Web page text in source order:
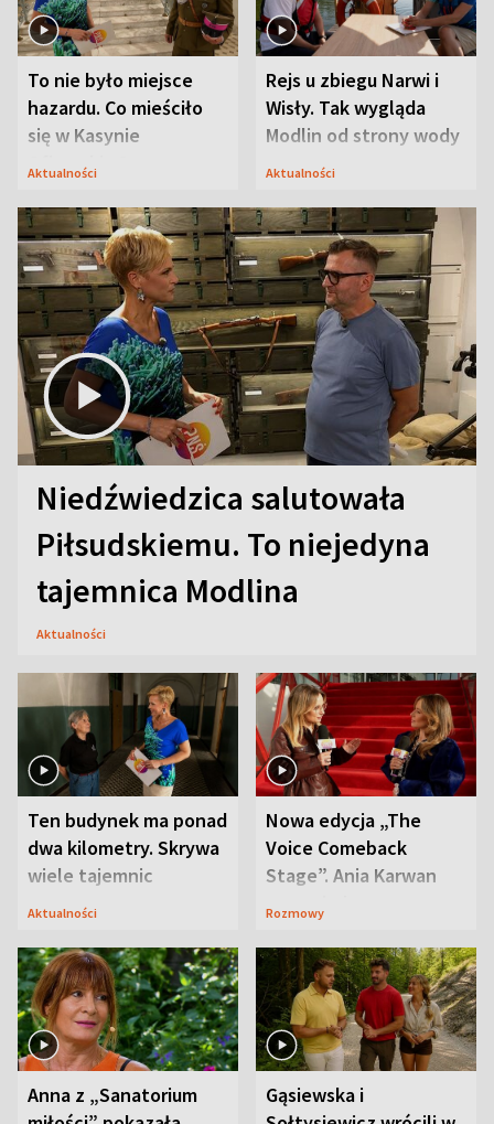
To nie było miejsce
hazardu. Co mieściło
się w Kasynie
Oficerskim?
Aktualności
Rejs u zbiegu Narwi i
Wisły. Tak wygląda
Modlin od strony wody
Aktualności
Niedźwiedzica salutowała
Piłsudskiemu. To niejedyna
tajemnica Modlina
Aktualności
Ten budynek ma ponad
dwa kilometry. Skrywa
wiele tajemnic
Aktualności
Nowa edycja „The
Voice Comeback
Stage”. Ania Karwan
zapowiada
Rozmowy
Anna z „Sanatorium
Gąsiewska i